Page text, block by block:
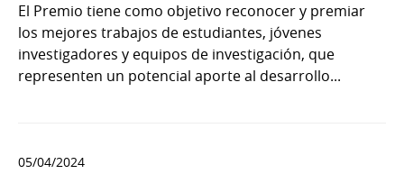
El Premio tiene como objetivo reconocer y premiar
los mejores trabajos de estudiantes, jóvenes
investigadores y equipos de investigación, que
representen un potencial aporte al desarrollo...
05/04/2024